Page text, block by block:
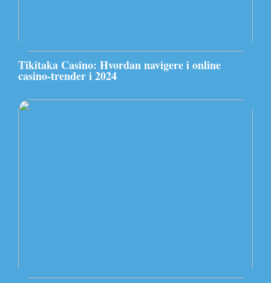
Tikitaka Casino: Hvordan navigere i online
casino-trender i 2024